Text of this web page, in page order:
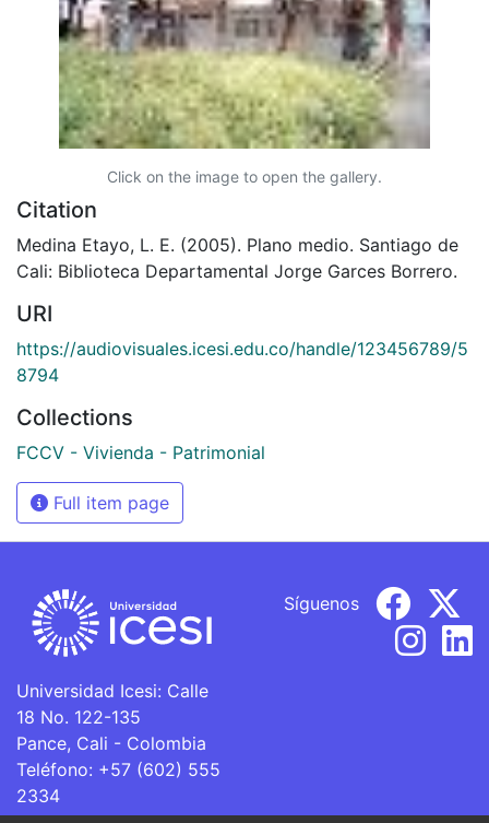
Click on the image to open the gallery.
Citation
Medina Etayo, L. E. (2005). Plano medio. Santiago de
Cali: Biblioteca Departamental Jorge Garces Borrero.
URI
https://audiovisuales.icesi.edu.co/handle/123456789/5
8794
Collections
FCCV - Vivienda - Patrimonial
Full item page
Universidad Icesi: Calle
18 No. 122-135
Pance, Cali - Colombia
Teléfono: +57 (602) 555
2334
Síguenos